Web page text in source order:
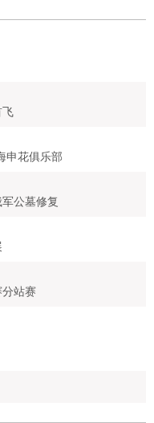
飞
申花俱乐部
公墓修复
站赛